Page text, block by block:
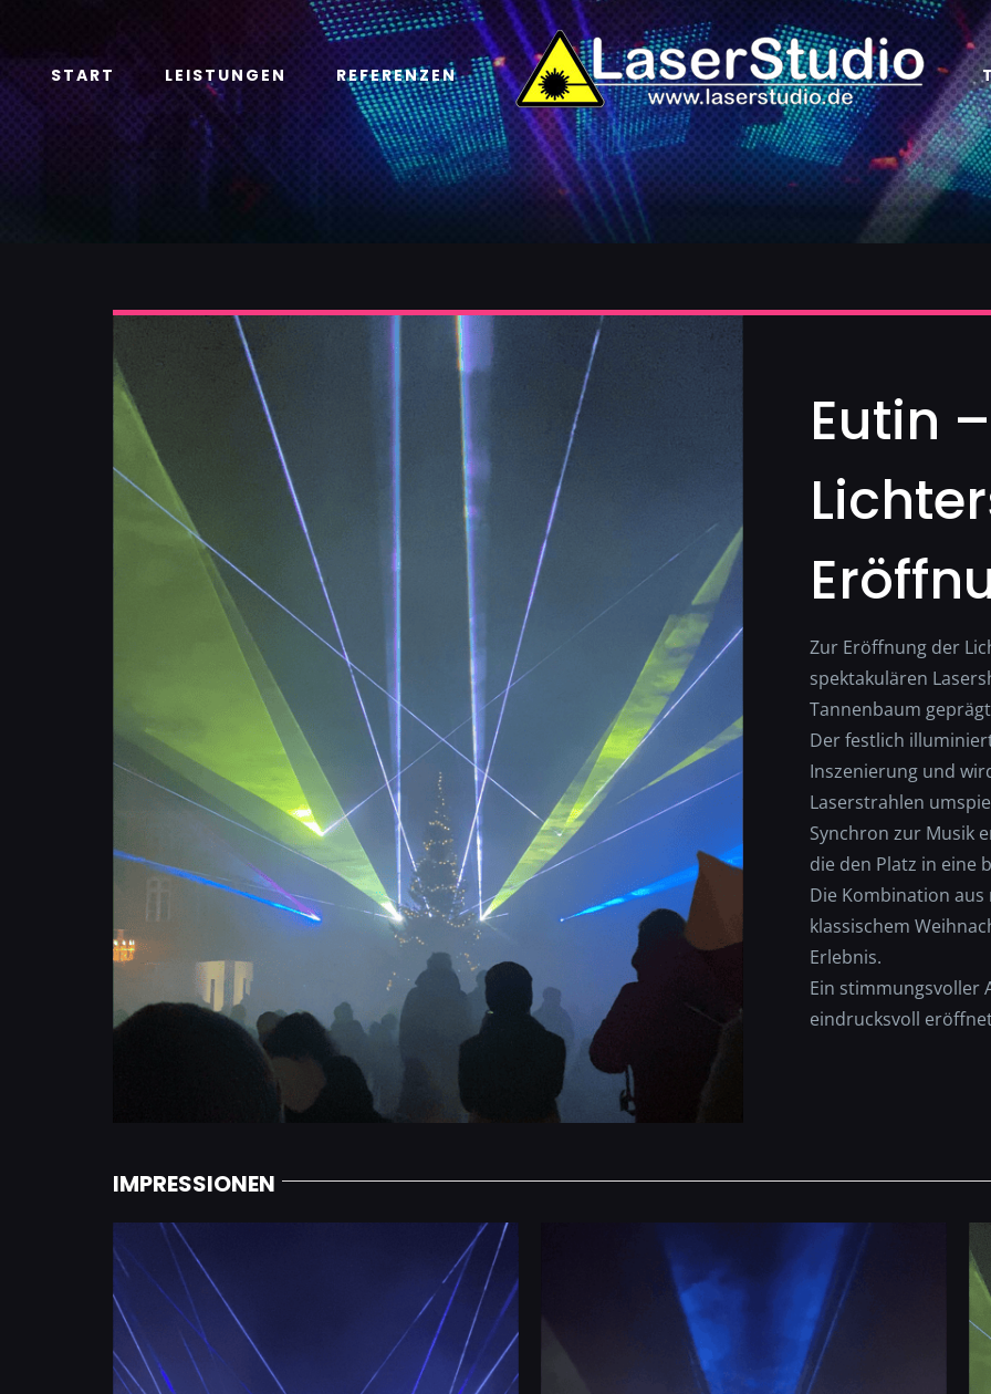
springenSTART LEISTUNGEN REFERENZEN
Eutin –
Zur Eröffnung der
spektakulären
Tannenbaum
Der festlich
Inszenierung und
Laserstrahlen
Synchron zur Musik
die den Platz in eine
Die Kombination
klassischem
Erlebnis.
Ein stimmungsvoller
eindrucksvoll
IMPRESSIONEN